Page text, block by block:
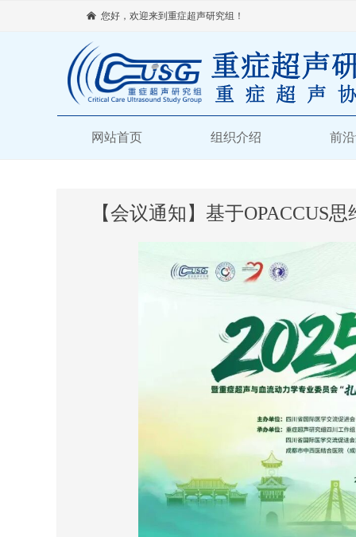
网站首页 组织介绍 前
낀 您好，欢迎来到重症超声研究组！
【会议通知】基于OPACCUS